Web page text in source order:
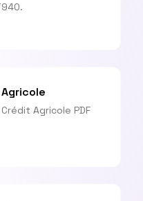
Agricole PDF